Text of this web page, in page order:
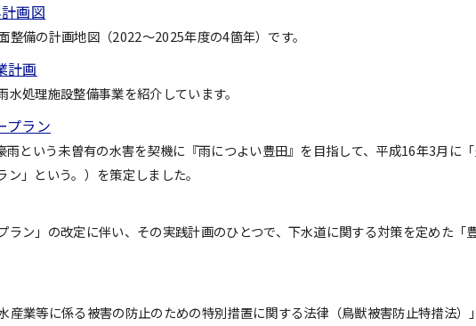
画図
整備の計画地図（2022～2025年度の4箇年）です。
計画
処理施設整備事業を紹介しています。
プラン
という未曽有の水害を契機に『雨につよい豊田』を目指して、平成16年3月に
」という。）を策定しました。
ラン」の改定に伴い、その実践計画のひとつで、下水道に関する対策を定めた「
産業等に係る被害の防止のための特別措置に関する法律（鳥獣被害防止特措法）